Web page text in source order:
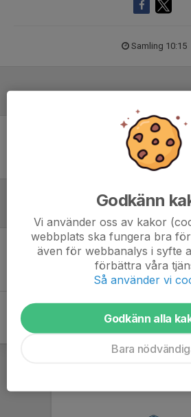
Samling 10:15
Ingen uppställning
Inför match
Inget skrivet
Godkänn
Vi använder oss av kakor
webbplats ska fungera bra
även för webbanalys i syfte
förbättra våra
Så använder vi
Godkänn alla
Bara